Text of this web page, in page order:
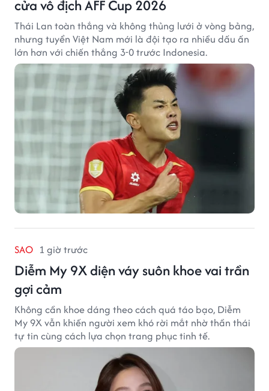
cửa vô địch AFF Cup 2026
Thái Lan toàn thắng và không thủng lưới ở vòng bảng,
nhưng tuyển Việt Nam mới là đội tạo ra nhiều dấu ấn
lớn hơn với chiến thắng 3-0 trước Indonesia.
SAO 1 giờ trước
Diễm My 9X diện váy suôn khoe vai trần
gợi cảm
Không cần khoe dáng theo cách quá táo bạo, Diễm
My 9X vẫn khiến người xem khó rời mắt nhờ thần thái
tự tin cùng cách lựa chọn trang phục tinh tế.